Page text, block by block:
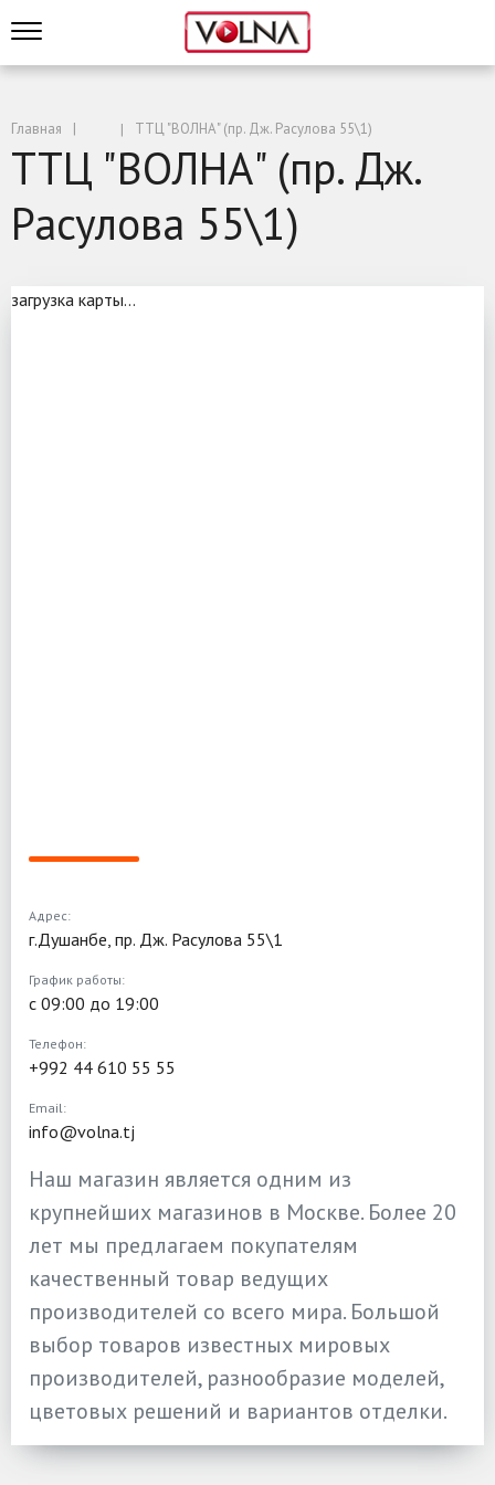
Главная ТТЦ "ВОЛНА" (пр. Дж. Расулова 55\1)
ТТЦ "ВОЛНА" (пр. Дж.
Расулова 55\1)
загрузка карты...
Адрес:
г.Душанбе, пр. Дж. Расулова 55\1
График работы:
с 09:00 до 19:00
Телефон:
+992 44 610 55 55
Email:
info@volna.tj
Наш магазин является одним из
крупнейших магазинов в Москве. Более 20
лет мы предлагаем покупателям
качественный товар ведущих
производителей со всего мира. Большой
выбор товаров известных мировых
производителей, разнообразие моделей,
цветовых решений и вариантов отделки.